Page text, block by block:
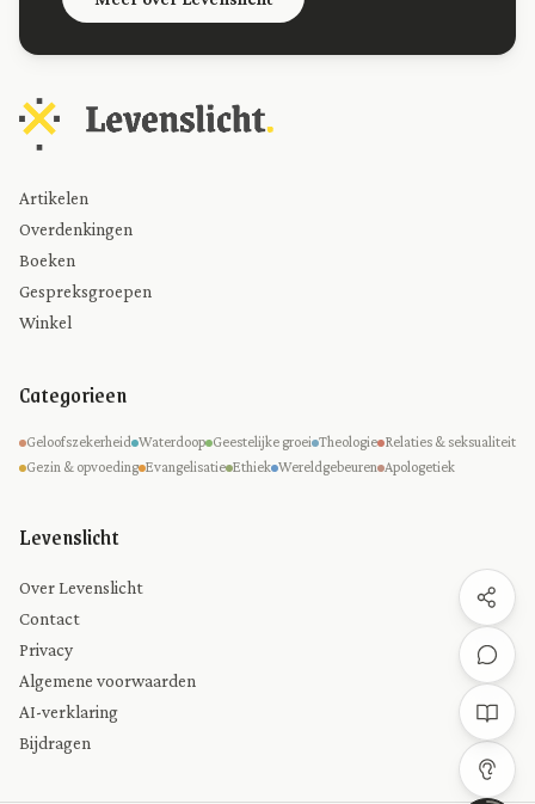
Artikelen
Overdenkingen
Boeken
Gespreksgroepen
Winkel
Categorieen
Geloofszekerheid Waterdoop Geestelijke groei Theologie Relaties & seksualiteit
Gezin & opvoeding Evangelisatie Ethiek Wereldgebeuren Apologetiek
Levenslicht
Over Levenslicht
Contact
Privacy
Algemene voorwaarden
AI-verklaring
Bijdragen